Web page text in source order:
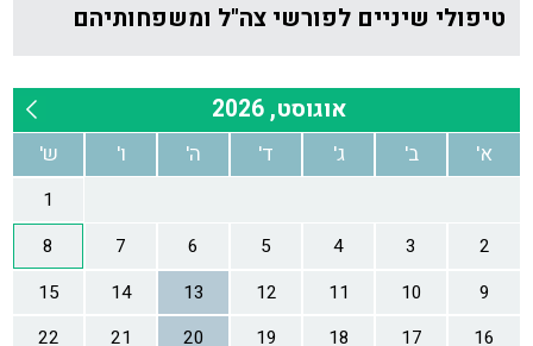
טיפולי שיניים לפורשי צה"ל ומשפחותיהם